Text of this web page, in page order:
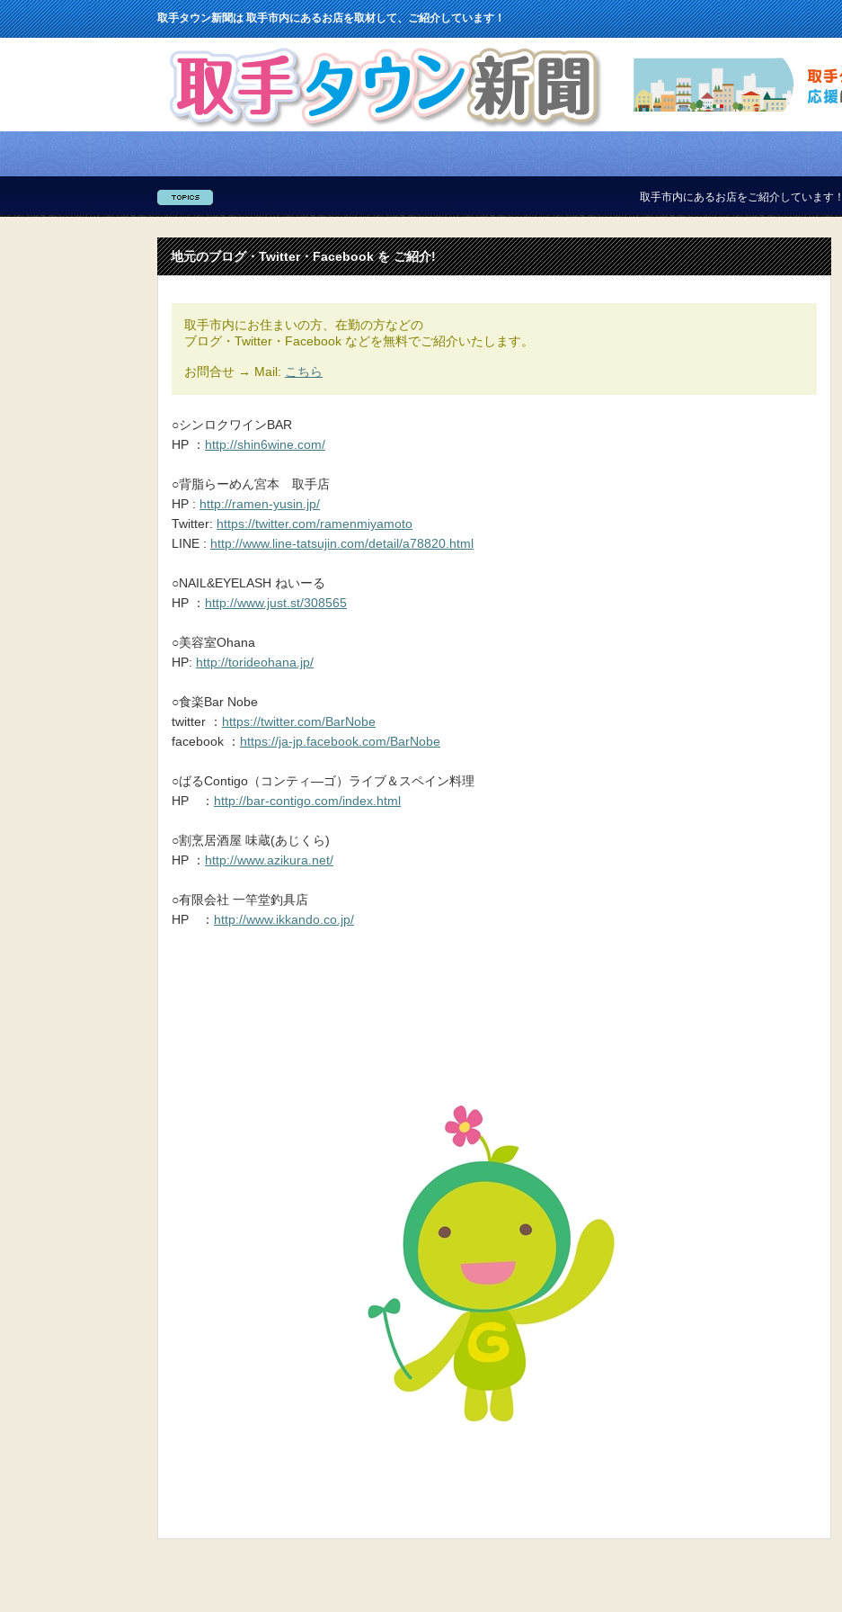
取手タウン新聞は 取手市内にあるお店を取材して、ご紹介しています！
取手市内にあるお店をご紹介しています！
地元のブログ・Twitter・Facebook を ご紹介!
取手市内にお住まいの方、在勤の方などの
ブログ・Twitter・Facebook などを無料でご紹介いたします。
お問合せ → Mail: こちら
○シンロクワインBAR
HP ： http://shin6wine.com/
○背脂らーめん宮本 取手店
HP : http://ramen-yusin.jp/
Twitter: https://twitter.com/ramenmiyamoto
LINE : http://www.line-tatsujin.com/detail/a78820.html
○NAIL&EYELASH ねいーる
HP ： http://www.just.st/308565
○美容室Ohana
HP: http://torideohana.jp/
○食楽Bar Nobe
twitter ： https://twitter.com/BarNobe
facebook ： https://ja-jp.facebook.com/BarNobe
○ばるContigo（コンティ―ゴ）ライブ＆スペイン料理
HP ： http://bar-contigo.com/index.html
○割烹居酒屋 味蔵(あじくら)
HP ： http://www.azikura.net/
○有限会社 一竿堂釣具店
HP ： http://www.ikkando.co.jp/